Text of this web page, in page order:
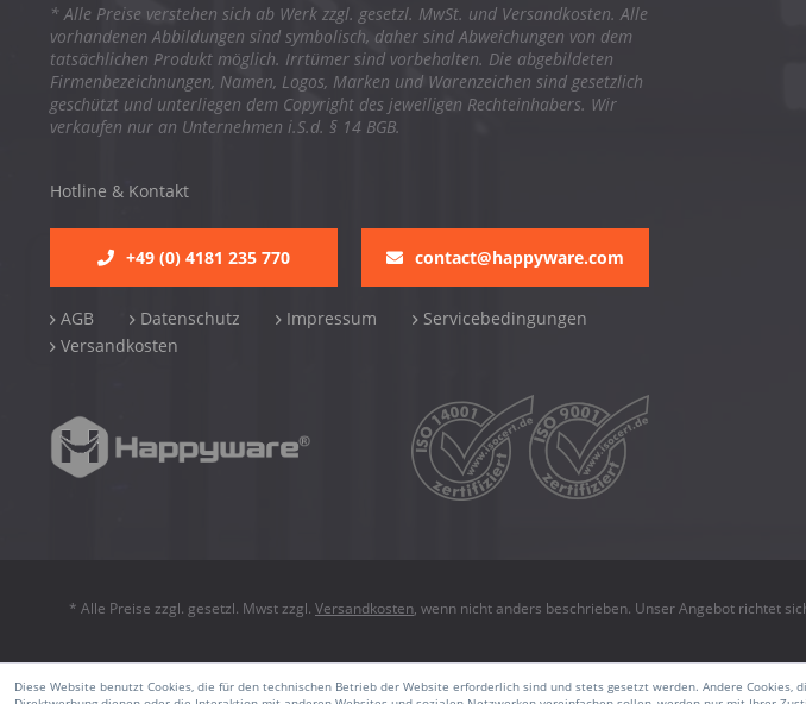
* Alle Preise verstehen sich ab Werk zzgl. gesetzl. MwSt. und Versandkosten. Alle
vorhandenen Abbildungen sind symbolisch, daher sind Abweichungen von dem
tatsächlichen Produkt möglich. Irrtümer sind vorbehalten. Die abgebildeten
Firmenbezeichnungen, Namen, Logos, Marken und Warenzeichen sind gesetzlich
geschützt und unterliegen dem Copyright des jeweiligen Rechteinhabers. Wir
verkaufen nur an Unternehmen i.S.d. § 14 BGB.
Hotline & Kontakt
+49 (0) 4181 235 770 contact@happyware.com
AGB Datenschutz Impressum
Servicebedingungen
Versandkosten
* Alle Preise zzgl. gesetzl. Mwst zzgl. Versandkosten, wenn nicht anders beschrieben. Unser Angebot richtet
Diese Website benutzt Cookies, die für den technischen Betrieb der Website erforderlich sind und stets gesetzt werden. Andere Cookies,